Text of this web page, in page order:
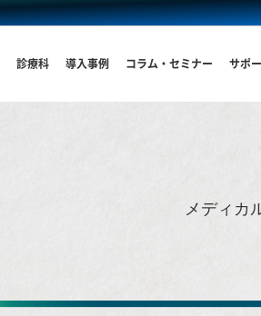
診療科 導入事例 コラム・セミナー サポ
メディカ